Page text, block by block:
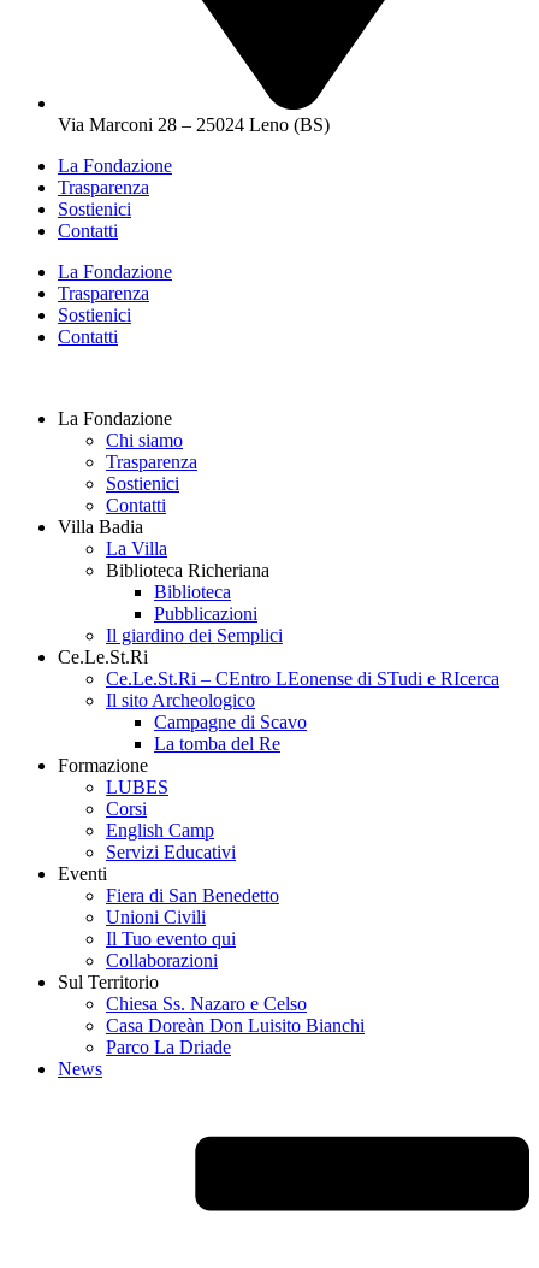
Via Marconi 28 – 25024 Leno (BS)
La Fondazione
Trasparenza
Sostienici
Contatti
La Fondazione
Trasparenza
Sostienici
Contatti
La Fondazione
Chi siamo
Trasparenza
Sostienici
Contatti
Villa Badia
La Villa
Biblioteca Richeriana
Biblioteca
Pubblicazioni
Il giardino dei Semplici
Ce.Le.St.Ri
Ce.Le.St.Ri – CEntro LEonense di STudi e RIcerca
Il sito Archeologico
Campagne di Scavo
La tomba del Re
Formazione
LUBES
Corsi
English Camp
Servizi Educativi
Eventi
Fiera di San Benedetto
Unioni Civili
Il Tuo evento qui
Collaborazioni
Sul Territorio
Chiesa Ss. Nazaro e Celso
Casa Doreàn Don Luisito Bianchi
Parco La Driade
News